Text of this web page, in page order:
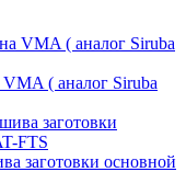
( аналог Siruba
заготовки основной